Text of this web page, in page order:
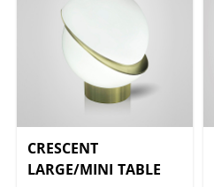
CRESCENT
LARGE/MINI TABLE